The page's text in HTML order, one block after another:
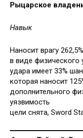
Рыцарское
Навык
Наносит врагу
в виде физического
удара имеет 33%
которая наносит
дополнительного
уязвимость
цели снята, Sword